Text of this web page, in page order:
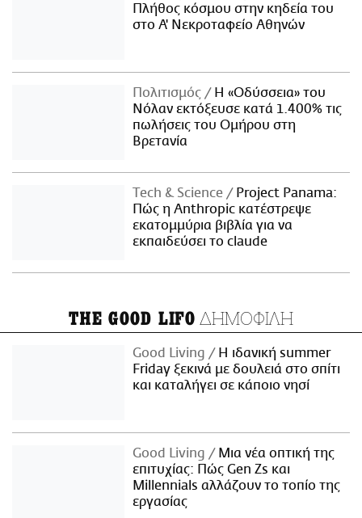
Πλήθος κόσμου στην κηδεία του
στο Α' Νεκροταφείο Αθηνών
Πολιτισμός
Η «Οδύσσεια» του
Νόλαν εκτόξευσε κατά 1.400% τις
πωλήσεις του Ομήρου στη
Βρετανία
Τech & Science
Project Panama:
Πώς η Anthropic κατέστρεψε
εκατομμύρια βιβλία για να
εκπαιδεύσει το claude
THE GOOD LIFO ΔΗΜΟΦΙΛΗ
Good Living
Η ιδανική summer
Friday ξεκινά με δουλειά στο σπίτι
και καταλήγει σε κάποιο νησί
Good Living
Μια νέα οπτική της
επιτυχίας: Πώς Gen Zs και
Millennials αλλάζουν το τοπίο της
εργασίας